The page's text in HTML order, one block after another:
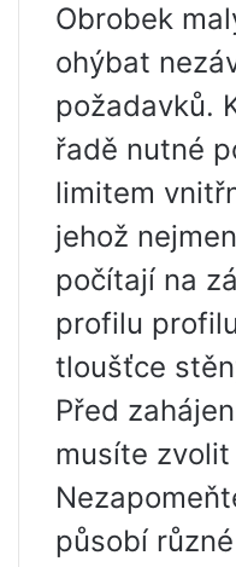
Obrobek
ohýbat
požadavků.
řadě nutné
limitem
jehož
počítají na
profilu
tloušťce
Před
musíte
působí